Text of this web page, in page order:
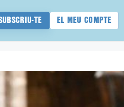
TE EL MEU COMPTE